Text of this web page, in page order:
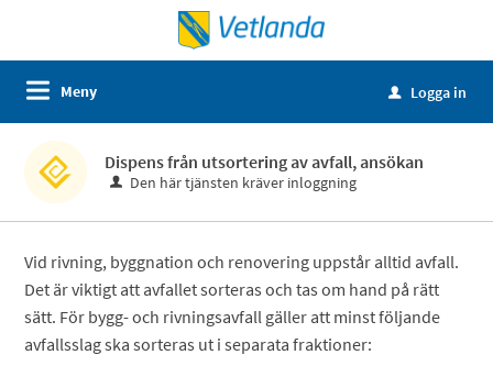
Meny u Logga in
Dispens från utsortering av avfall, ansökan
Den här tjänsten kräver inloggning
Vid rivning, byggnation och renovering uppstår alltid avfall.
Det är viktigt att avfallet sorteras och tas om hand på rätt
sätt. För bygg- och rivningsavfall gäller att minst följande
avfallsslag ska sorteras ut i separata fraktioner: